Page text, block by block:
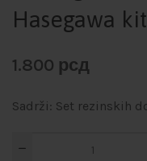
Hasegawa kit
1.800 рсд
Sadrži: Set rezinskih